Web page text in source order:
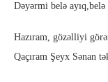
Dəyərmi belə
Hazıram, gözəlliyi
Qaçıram Şeyx Sənan